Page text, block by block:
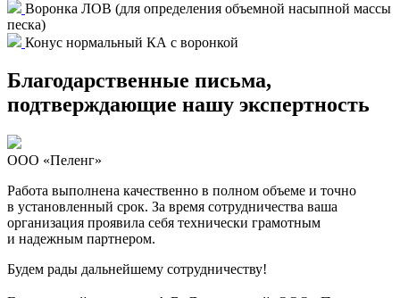
Воронка ЛОВ (для определения объемной насыпной массы
песка)
Конус нормальный КА с воронкой
Благодарственные письма,
подтверждающие нашу экспертность
ООО «Пеленг»
Работа выполнена качественно в полном объеме и точно
в установленный срок. За время сотрудничества ваша
организация проявила себя технически грамотным
и надежным партнером.
Будем рады дальнейшему сотрудничеству!